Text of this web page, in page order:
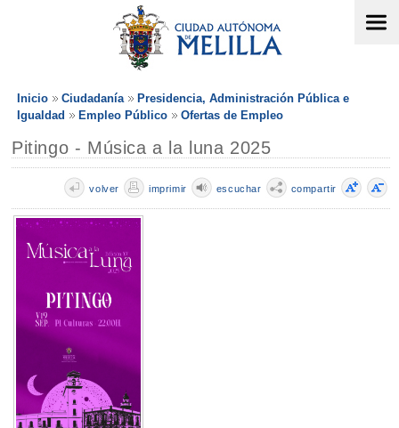
Inicio Ciudadanía
Presidencia, Administración Pública e
Igualdad
Empleo Público Ofertas de Empleo
Pitingo - Música a la luna 2025
compartir
escuchar
imprimir
volver